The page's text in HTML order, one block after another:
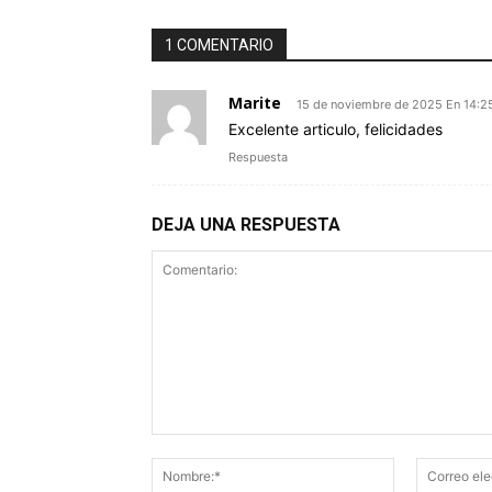
1 COMENTARIO
Marite 15 de noviembre de 2025 En
Excelente articulo, felicidades
Respuesta
DEJA UNA RESPUESTA
Nombre:*